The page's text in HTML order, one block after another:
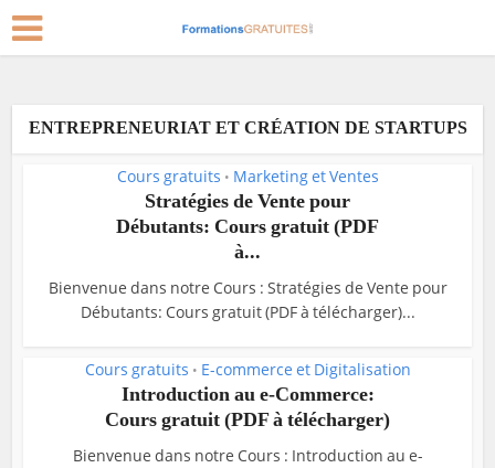
ENTREPRENEURIAT ET CRÉATION DE STARTUPS
Cours gratuits • Marketing et Ventes
Stratégies de Vente pour
Débutants: Cours gratuit (PDF
à...
Bienvenue dans notre Cours : Stratégies de Vente pour
Débutants: Cours gratuit (PDF à télécharger)...
Cours gratuits • E-commerce et Digitalisation
Introduction au e-Commerce:
Cours gratuit (PDF à télécharger)
Bienvenue dans notre Cours : Introduction au e-